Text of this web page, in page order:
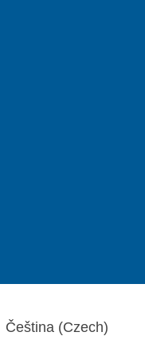
Čeština (Czech)